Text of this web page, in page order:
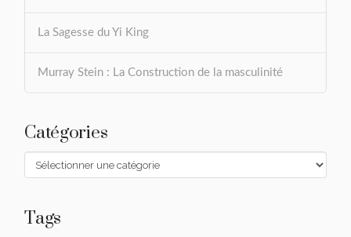
La Sagesse du Yi King
Murray Stein : La Construction de la masculinité
Catégories
Catégories
Tags